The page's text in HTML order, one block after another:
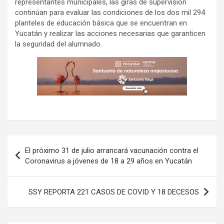
representantes municipales, las giras de supervisión
continúan para evaluar las condiciones de los dos mil 294
planteles de educación básica que se encuentran en
Yucatán y realizar las acciones necesarias que garanticen
la seguridad del alumnado.
de
entradas
El próximo 31 de julio arrancará vacunación contra el
Coronavirus a jóvenes de 18 a 29 años en Yucatán
SSY REPORTA 221 CASOS DE COVID Y 18 DECESOS